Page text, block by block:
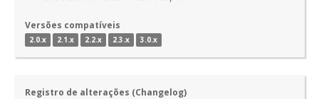
Versões compatíveis
2.0.x 2.1.x 2.2.x 2.3.x 3.0.x
Registro de alterações (Changelog)